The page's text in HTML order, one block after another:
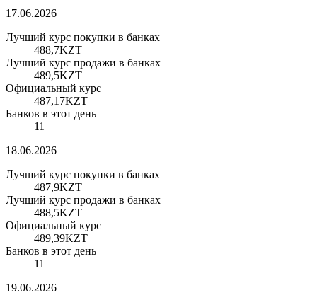
17.06.2026
Лучший курс покупки в банках
488,7KZT
Лучший курс продажи в банках
489,5KZT
Официальный курс
487,17KZT
Банков в этот день
11
18.06.2026
Лучший курс покупки в банках
487,9KZT
Лучший курс продажи в банках
488,5KZT
Официальный курс
489,39KZT
Банков в этот день
11
19.06.2026